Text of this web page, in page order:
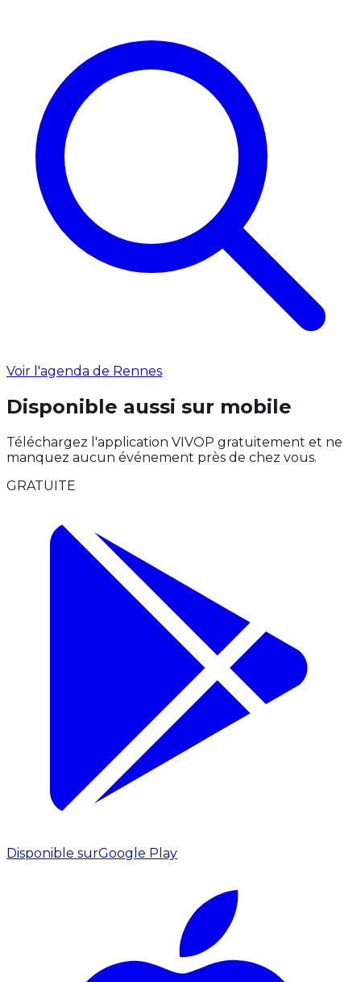
Voir l'agenda de Rennes
Disponible aussi sur mobile
Téléchargez l'application VIVOP gratuitement et ne
manquez aucun événement près de chez vous.
GRATUITE
Disponible surGoogle Play